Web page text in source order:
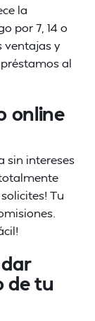
la
por 7, 14 o
ventajas y
al
online
sin intereses
Tu
de tu